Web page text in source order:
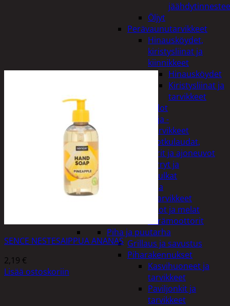
Öljyt
Perävaunutarvikkeet
Hinausköydet,
kiristysliinat ja
kiinnikkeet
Hinausköydet
Kiristysliinat ja
tarvikkeet
Valot
Rengas ja -
vannetarvikkeet
Sähköpotkulaudat,
skootterit ja ajoneuvot
Tukkikärryt ja
juontopulkat
Veneet ja
veneilytarvikkeet
Airot ja melat
Perämoottorit
Piha ja puutarha
Grillaus ja savustus
Piharakennukset
Kasvihuoneet ja
tarvikkeet
Paviljonkit ja
tarvikkeet
SENCE NESTESAIPPUA ANANAS
2,19 €
Lisää ostoskoriin